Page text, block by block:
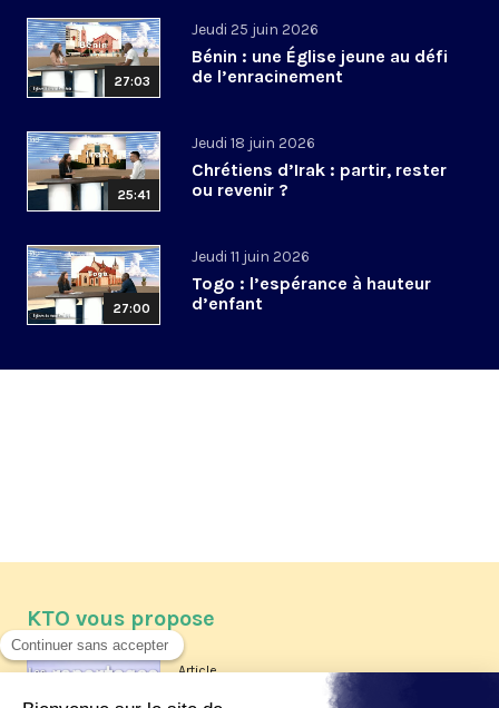
27:03
Jeudi 25 juin 2026
Bénin : une Église jeune au défi
de l’enracinement
25:41
Jeudi 18 juin 2026
Chrétiens d’Irak : partir, rester
ou revenir ?
27:00
Jeudi 11 juin 2026
Togo : l’espérance à hauteur
d’enfant
KTO vous propose
Article
Les reportages d'été 2026 de KTO